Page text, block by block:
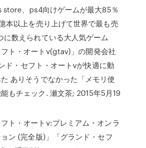
、ps4向けゲームが最大85％
本以上を売り上げて世界で最も売
に数えられている大人気ゲーム
フト・オートv(gtav)」の開発会社
ド・セフト・オートvが快適に動
ありそうでなかった「メモリ使
もチェック. 瀬文茶; 2015年5月19
フト・オートv:プレミアム・オンラ
ン (完全版)」「グランド・セフ